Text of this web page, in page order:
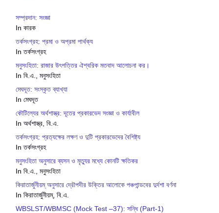
সম্প্রদান: সংজ্ঞা
In কারক
তর্কসংগ্রহ: প্রমা ও অপ্রমা পার্থক্য
In তর্কসংগ্রহ
মনুসংহিতা: রাজার উৎপত্তির ঐশ্বরিক মতবাদ আলোচনা কর।
In বি.এ., মনুসংহিতা
মেঘদূত: সংস্কৃত ব্যাখ্যা
In মেঘদূত
কৌটিল্যের অর্থশাস্ত্র: দূতের প্রকারভেদ সংজ্ঞা ও কার্যাবীল
In অর্থশাস্ত্র, বি.এ.
তর্কসংগ্রহ: প্রত‍্যক্ষের লক্ষণ ও দুটি প্রকারভেদের বৈশিষ্ট‍্য
In তর্কসংগ্রহ
মনুসংহিতা অনুসারে ব্যসন ও মৃত্যুর মধ্যে কোনটি ক্ষতিকর
In বি.এ., মনুসংহিতা
কিরাতার্জুনীয়ম্ অনুসারে দ্রৌপদীর উক্তির আলোকে পঞ্চপান্ডবের দুর্দশা বর্ণনা
In কিরাতার্জুনীয়ম্, বি.এ.
WBSLST/WBMSC (Mock Test –37): সন্ধি (Part-1)